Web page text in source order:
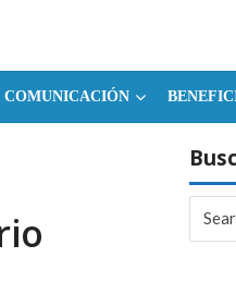
COMUNICACIÓN
for: